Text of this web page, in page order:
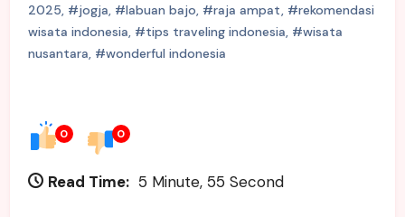
2025, #jogja, #labuan bajo, #raja ampat, #rekomendasi
wisata indonesia, #tips traveling indonesia, #wisata
nusantara, #wonderful indonesia
0 0
Read Time: 5 Minute, 55 Second